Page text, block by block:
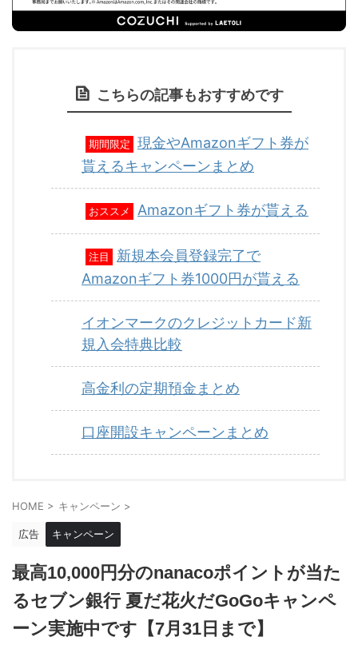
こちらの記事もおすすめです
期間限定
現金やAmazonギフト券が
貰えるキャンペーンまとめ
おススメ Amazonギフト券が貰える
注目
新規本会員登録完了で
Amazonギフト券1000円が貰える
イオンマークのクレジットカード新
規入会特典比較
高金利の定期預金まとめ
口座開設キャンペーンまとめ
HOME > キャンペーン >
広告 キャンペーン
最高10,000円分のnanacoポイントが当た
るセブン銀行 夏だ花火だGoGoキャンペ
ーン実施中です【7月31日まで】